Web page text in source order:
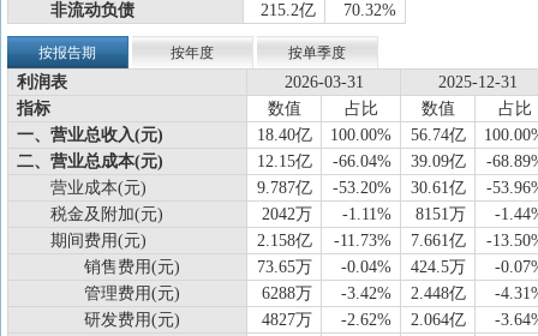
非流动负债
215.2亿 70.32%
按报告期 按年度 按单季度
利润表 2026-03-31
2025-12-31
指标
数值 占比 数值
占比
一、营业总收入(元)
18.40亿 100.00% 56.74亿
二、营业总成本(元)
12.15亿 -66.04% 39.09亿
-
营业成本(元)
9.787亿 -53.20% 30.61亿
-
税金及附加(元)
2042万 -1.11% 8151万
-
期间费用(元)
2.158亿 -11.73% 7.661亿
-
销售费用(元)
73.65万 -0.04% 424.5万
-
管理费用(元)
6288万 -3.42% 2.448亿
-
研发费用(元)
4827万 -2.62% 2.064亿
-